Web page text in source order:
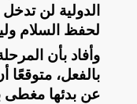
الدولية لن
لحفظ السلام
وأفاد بأن
بالفعل، متوقعًا
عن بدئها مغطى